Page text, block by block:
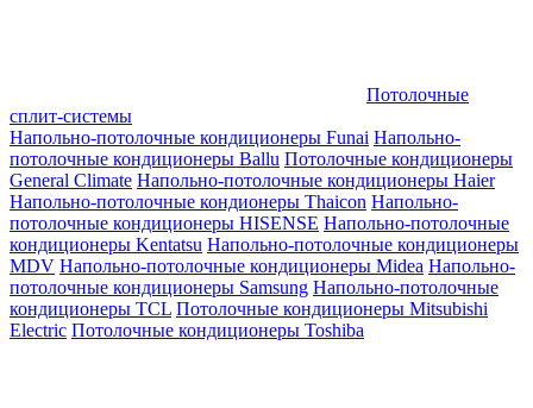
Потолочные
сплит-системы
Напольно-потолочные кондиционеры Funai Напольно-
потолочные кондиционеры Ballu Потолочные кондиционеры
General Climate Напольно-потолочные кондиционеры Haier
Напольно-потолочные кондионеры Thaicon Напольно-
потолочные кондиционеры HISENSE Напольно-потолочные
кондиционеры Kentatsu Напольно-потолочные кондиционеры
MDV Напольно-потолочные кондиционеры Midea Напольно-
потолочные кондиционеры Samsung Напольно-потолочные
кондиционеры TCL Потолочные кондиционеры Mitsubishi
Electric Потолочные кондиционеры Toshiba